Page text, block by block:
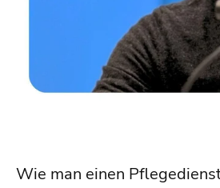
Wie man einen